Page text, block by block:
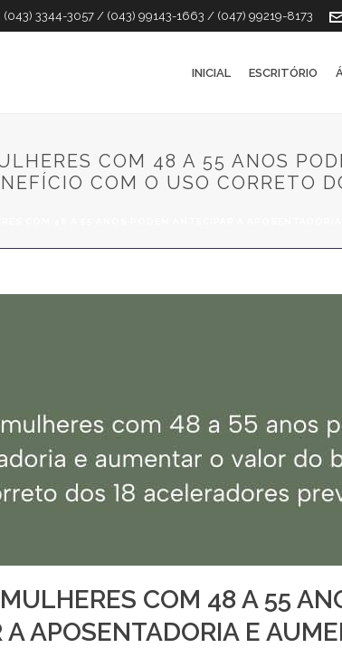
(043) 3344-3057 / (043) 99143-1663 / (047) 99219-8173
INICIAL ESCRITÓRIO
COM 48 A 55 ANOS
COM O USO CORRETO
COM 48 A 55
APOSENTADORIA E